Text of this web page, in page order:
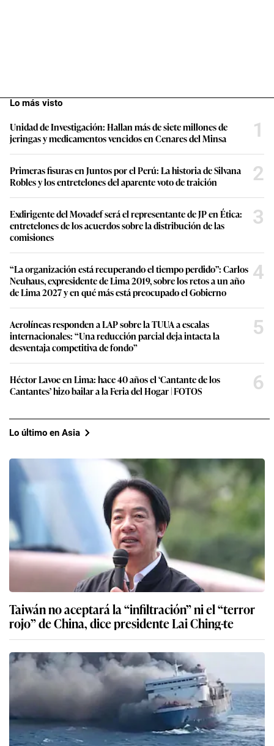
Lo más visto
Unidad de Investigación: Hallan más de siete millones de
jeringas y medicamentos vencidos en Cenares del Minsa
1
Primeras fisuras en Juntos por el Perú: La historia de Silvana
Robles y los entretelones del aparente voto de traición
2
Exdirigente del Movadef será el representante de JP en Ética:
entretelones de los acuerdos sobre la distribución de las
comisiones
3
“La organización está recuperando el tiempo perdido”: Carlos
Neuhaus, expresidente de Lima 2019, sobre los retos a un año
de Lima 2027 y en qué más está preocupado el Gobierno
4
Aerolíneas responden a LAP sobre la TUUA a escalas
internacionales: “Una reducción parcial deja intacta la
desventaja competitiva de fondo”
5
Héctor Lavoe en Lima: hace 40 años el ‘Cantante de los
Cantantes’ hizo bailar a la Feria del Hogar | FOTOS
6
Lo último en Asia
Taiwán no aceptará la “infiltración” ni el “terror
rojo” de China, dice presidente Lai Ching-te